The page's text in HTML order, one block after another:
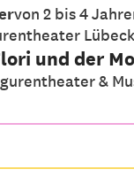
von 2 bis 4
Lübeck
und der
&